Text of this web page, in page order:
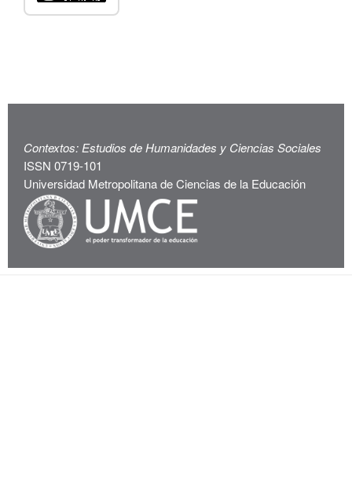
Contextos: Estudios de Humanidades y Ciencias Sociales
ISSN 0719-101
Universidad Metropolitana de Ciencias de la Educación